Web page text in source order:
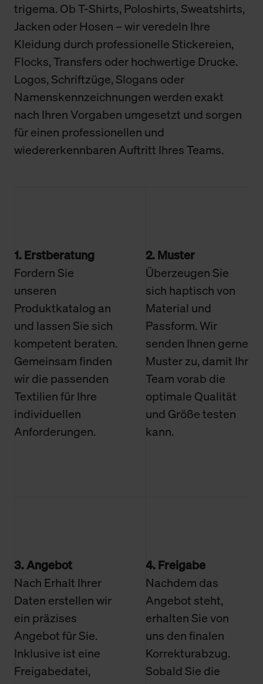
trigema. Ob T-Shirts, Poloshirts, Sweatshirts,
Jacken oder Hosen – wir veredeln Ihre
Kleidung durch professionelle Stickereien,
Flocks, Transfers oder hochwertige Drucke.
Logos, Schriftzüge, Slogans oder
Namenskennzeichnungen werden exakt
nach Ihren Vorgaben umgesetzt und sorgen
für einen professionellen und
wiedererkennbaren Auftritt Ihres Teams.
1. Erstberatung
Fordern Sie
unseren
Produktkatalog an
und lassen Sie sich
kompetent beraten.
Gemeinsam finden
wir die passenden
Textilien für Ihre
individuellen
Anforderungen.
2. Muster
Überzeugen Sie
sich haptisch von
Material und
Passform. Wir
senden Ihnen gerne
Muster zu, damit Ihr
Team vorab die
optimale Qualität
und Größe testen
kann.
3. Angebot
Nach Erhalt Ihrer
Daten erstellen wir
ein präzises
Angebot für Sie.
Inklusive ist eine
Freigabedatei,
4. Freigabe
Nachdem das
Angebot steht,
erhalten Sie von
uns den finalen
Korrekturabzug.
Sobald Sie die